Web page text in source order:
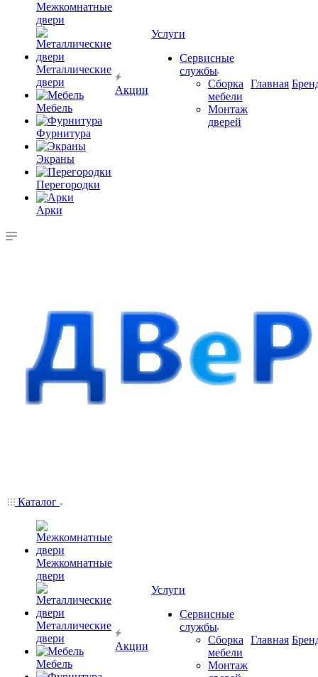
Межкомнатные
двери
Металлические
двери
Мебель
Фурнитура
Экраны
Перегородки
Арки
Акции
Услуги
Сервисные
службы
Сборка
мебели
Монтаж
дверей
Главная
Каталог
Межкомнатные
двери
Металлические
двери
Мебель
Акции
Услуги
Сервисные
службы
Сборка
мебели
Монтаж
Главная